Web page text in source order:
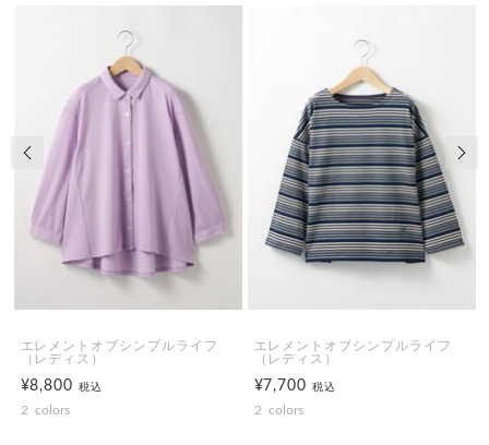
エレメントオブシンプルライフ
（レディス）
¥8,800税込
2 colors
エレメントオブシンプルライフ
（レディス）
¥7,700税込
2 colors
前の画像